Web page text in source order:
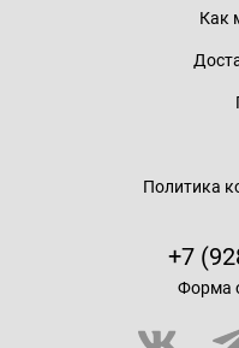
Как
Политика
+7
Форма